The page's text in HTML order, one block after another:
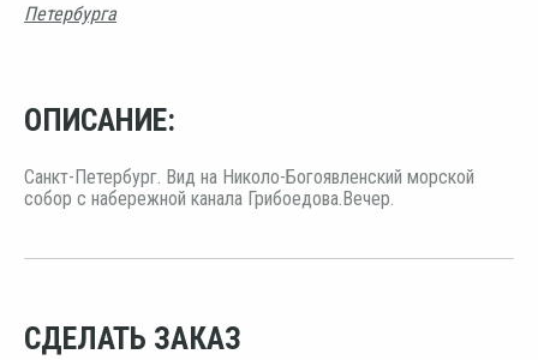
Петербурга
ОПИСАНИЕ:
Санкт-Петербург. Вид на Николо-Богоявленский морской
собор с набережной канала Грибоедова.Вечер.
СДЕЛАТЬ ЗАКАЗ